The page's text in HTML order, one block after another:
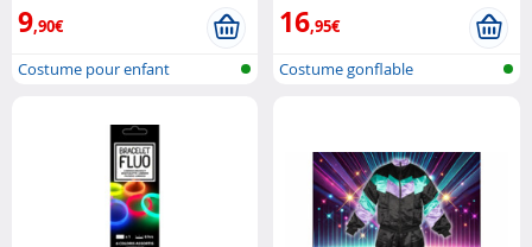
9,90€
Costume pour enfant
16,95€
Costume gonflable